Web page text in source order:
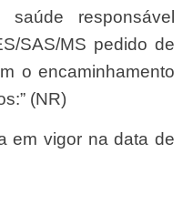
SAS/MS pedido de
o encaminhamento
(NR)